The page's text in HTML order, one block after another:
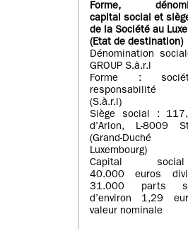
Forme,
capital social et
de la Société au
(Etat de destination)
Dénomination
GROUP S.à.r.l
Forme :
responsabilité
(S.à.r.l)
Siège social :
d’Arlon, L-8009
(Grand-
Luxembourg)
Capital
40.000 euros
31.000 parts
d’environ 1,29
valeur nominale